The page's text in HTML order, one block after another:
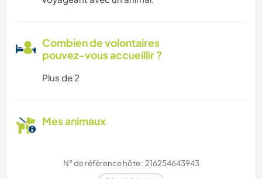
Combien de volontaires
pouvez-vous accueillir ?
Plus de 2
Mes animaux
N° de référence hôte : 216254643943